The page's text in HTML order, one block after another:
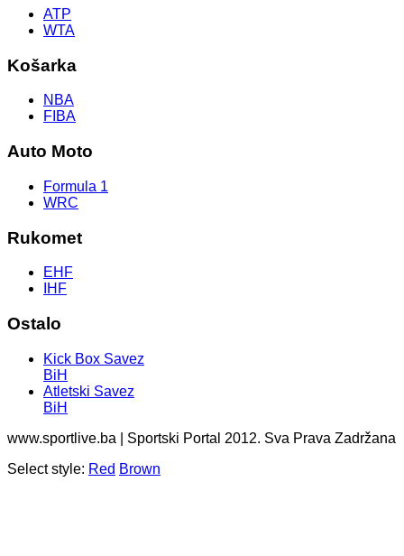
ATP
WTA
Košarka
NBA
FIBA
Auto Moto
Formula 1
WRC
Rukomet
EHF
IHF
Ostalo
Kick Box Savez
BiH
Atletski Savez
BiH
www.sportlive.ba | Sportski Portal 2012. Sva Prava Zadržana
Select style: Red Brown